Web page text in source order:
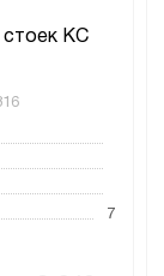
стоек КС
7